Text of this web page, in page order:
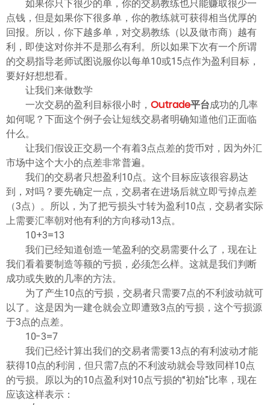
如果你只下很少的单，你的交易教练也只能赚取很少一
点钱，但是如果你下很多单，你的教练就可获得相当优厚的
回报。所以，你下越多单，对交易教练（以及做市商）越有
利，即使这对你并不是那么有利。所以如果下次有一个所谓
的交易指导老师试图说服你以每单10或15点作为盈利目标，
要好好想想看。
让我们来做数学
一次交易的盈利目标很小时， Outrade平台成功的几率
如何呢？下面这个例子会让短线交易者明确知道他们正面临
什么。
让我们假设正交易一个有着3点点差的货币对，因为外汇
市场中这个大小的点差非常普遍。
我们的交易者只想盈利10点。这个目标应该很容易达
到，对吗？要先确定一点，交易者在进场后就立即亏掉点差
（3点）。所以，为了把亏损头寸转为盈利10点，交易者实际
上需要汇率朝对他有利的方向移动13点。
10+3=13
我们已经知道创造一笔盈利的交易需要什么了，现在让
我们看着要制造等额的亏损，必须怎么样。这就是我们判断
成功或失败的几率的方法。
为了产生10点的亏损，交易者只需要7点的不利波动就可
以了。这是因为一建仓就会立即遭致3点的亏损，这个亏损源
于3点的点差。
10-3=7
我们已经计算出我们的交易者需要13点的有利波动才能
获得10点的利润，但只需7点的不利波动就会导致同样10点
的亏损。原以为的10点盈利对10点亏损的“初始”比率，现在
应该这样表示：